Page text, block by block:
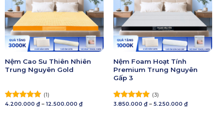
Nệm Cao Su Thiên Nhiên
Trung Nguyên Gold
Được xếp
(1)
4.200.000 ₫ – 12.500.000 ₫Khoảng
giá:
Nệm Foam Hoạt Tính
Premium Trung Nguyên
Gấp 3
Được xếp
(3)
3.850.000 ₫ – 5.250.000 ₫Khoảng
giá: